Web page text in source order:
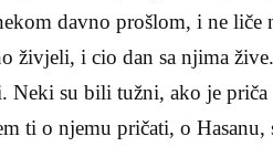
davno prošlom, i ne liče
živjeli, i cio dan sa njima
Neki su bili tužni, ako je
ti o njemu pričati, o